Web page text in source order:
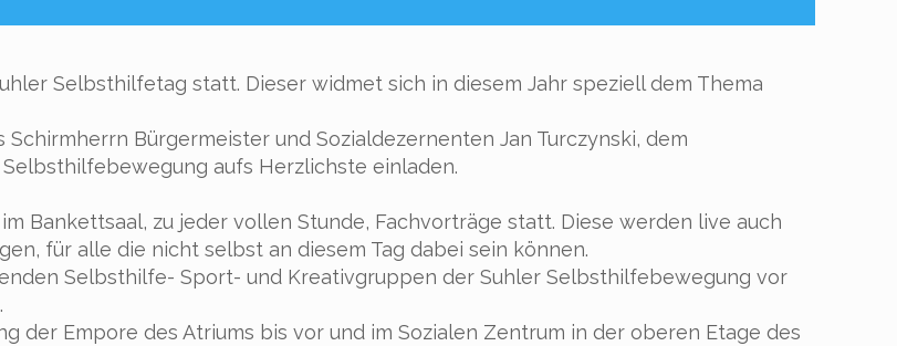
Selbsthilfetag statt. Dieser widmet sich in diesem Jahr speziell dem Thema
Bürgermeister und Sozialdezernenten Jan Turczynski, dem
aufs Herzlichste einladen.
Bankettsaal, zu jeder vollen Stunde, Fachvorträge statt. Diese werden live auch
für alle die nicht selbst an diesem Tag dabei sein können.
Selbsthilfe- Sport- und Kreativgruppen der Suhler Selbsthilfebewegung vor
der Empore des Atriums bis vor und im Sozialen Zentrum in der oberen Etage des